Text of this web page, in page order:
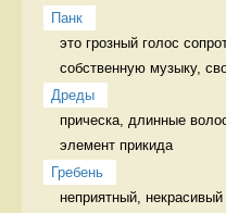
Панк
это грозный голос
собственную музыку,
Дреды
прическа, длинные
элемент прикида
Гребень
неприятный,